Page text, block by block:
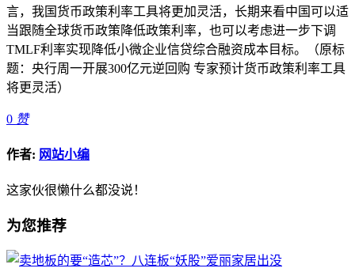
言，我国货币政策利率工具将更加灵活，长期来看中国可以适
当跟随全球货币政策降低政策利率，也可以考虑进一步下调
TMLF利率实现降低小微企业信贷综合融资成本目标。（原标
题：央行周一开展300亿元逆回购 专家预计货币政策利率工具
将更灵活）
0 赞
作者: 网站小编
这家伙很懒什么都没说！
为您推荐